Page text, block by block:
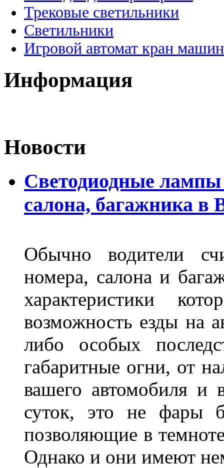
Трековые светильники
Светильники
Игровой автомат кран
Информация
Новости
Светодиодные лампы
салона, багажника в
Обычно водители
номера, салона и
характеристики
возможность езды на
либо особых
габаритные огни, от
вашего автомобиля и
суток, это не фары
позволяющие в
Однако и они имеют